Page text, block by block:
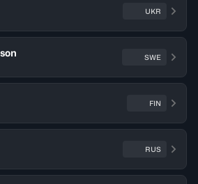
UKR
SWE
FIN
RUS